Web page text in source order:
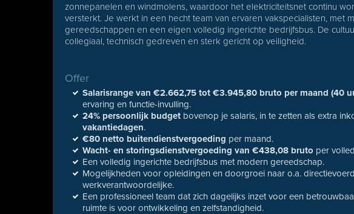
zonnepanelen en windmolens, waardoor het elektriciteitsnet continu
versterkt. Je werkt in een hecht team van ervaren vakspecialisten, met
gereedschappen en een eigen volledig ingerichte bedrijfsbus. De
collegiaal, technisch gedreven en sterk gericht op veiligheid.
Offer
Salarisrange van €2.662,75 tot €3.945,80 bruto per maand (40
ervaring en functie-invulling.
24% persoonlijk budget bovenop je salaris, in te zetten als extra
vakantiedagen.
€80 netto buitendienstvergoeding per maand.
Wacht- en storingsdienstvergoeding van €438,08 bruto per
Een volledig ingerichte bedrijfsbus met modern gereedschap.
Mogelijkheden voor opleidingen en doorgroei naar o.a.
werkverantwoordelijke.
Een professioneel team dat zich dagelijks inzet voor een
ruimte is voor ontwikkeling en zelfstandigheid.